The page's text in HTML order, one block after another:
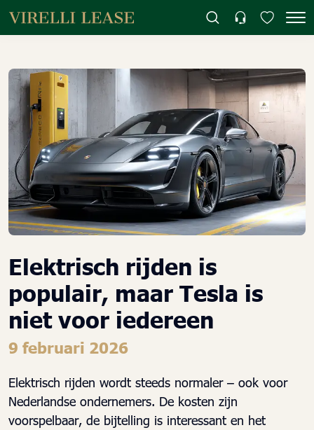
Elektrisch rijden is
populair, maar Tesla is
niet voor iedereen
9 februari 2026
Elektrisch rijden wordt steeds normaler – ook voor
Nederlandse ondernemers. De kosten zijn
voorspelbaar, de bijtelling is interessant en het